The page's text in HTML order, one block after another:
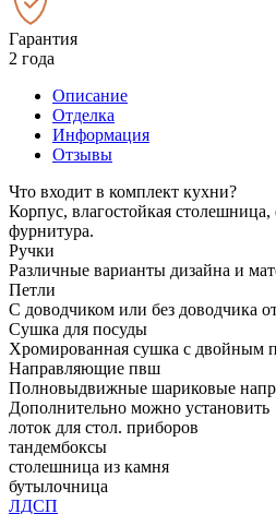
Гарантия
2 года
Описание
Отделка
Информация
Отзывы
Что входит в комплект кухни?
Корпус, влагостойкая столешница,
фурнитура.
Ручки
Различные варианты дизайна и
Петли
С доводчиком или без доводчика
Сушка для посуды
Хромированная сушка с двойным
Направляющие пвш
Полновыдвижные шариковые
Дополнительно можно установить
лоток для стол. приборов
тандембоксы
столешница из камня
бутылочница
ЛДСП